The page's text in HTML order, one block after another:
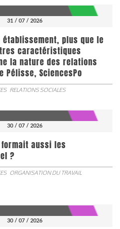
31 / 07 / 2026
établissement, plus que le
caractéristiques
la nature des relations
Pélisse, SciencesPo
RELATIONS SOCIALES
30 / 07 / 2026
aussi les
?
ORGANISATION DU TRAVAIL
30 / 07 / 2026